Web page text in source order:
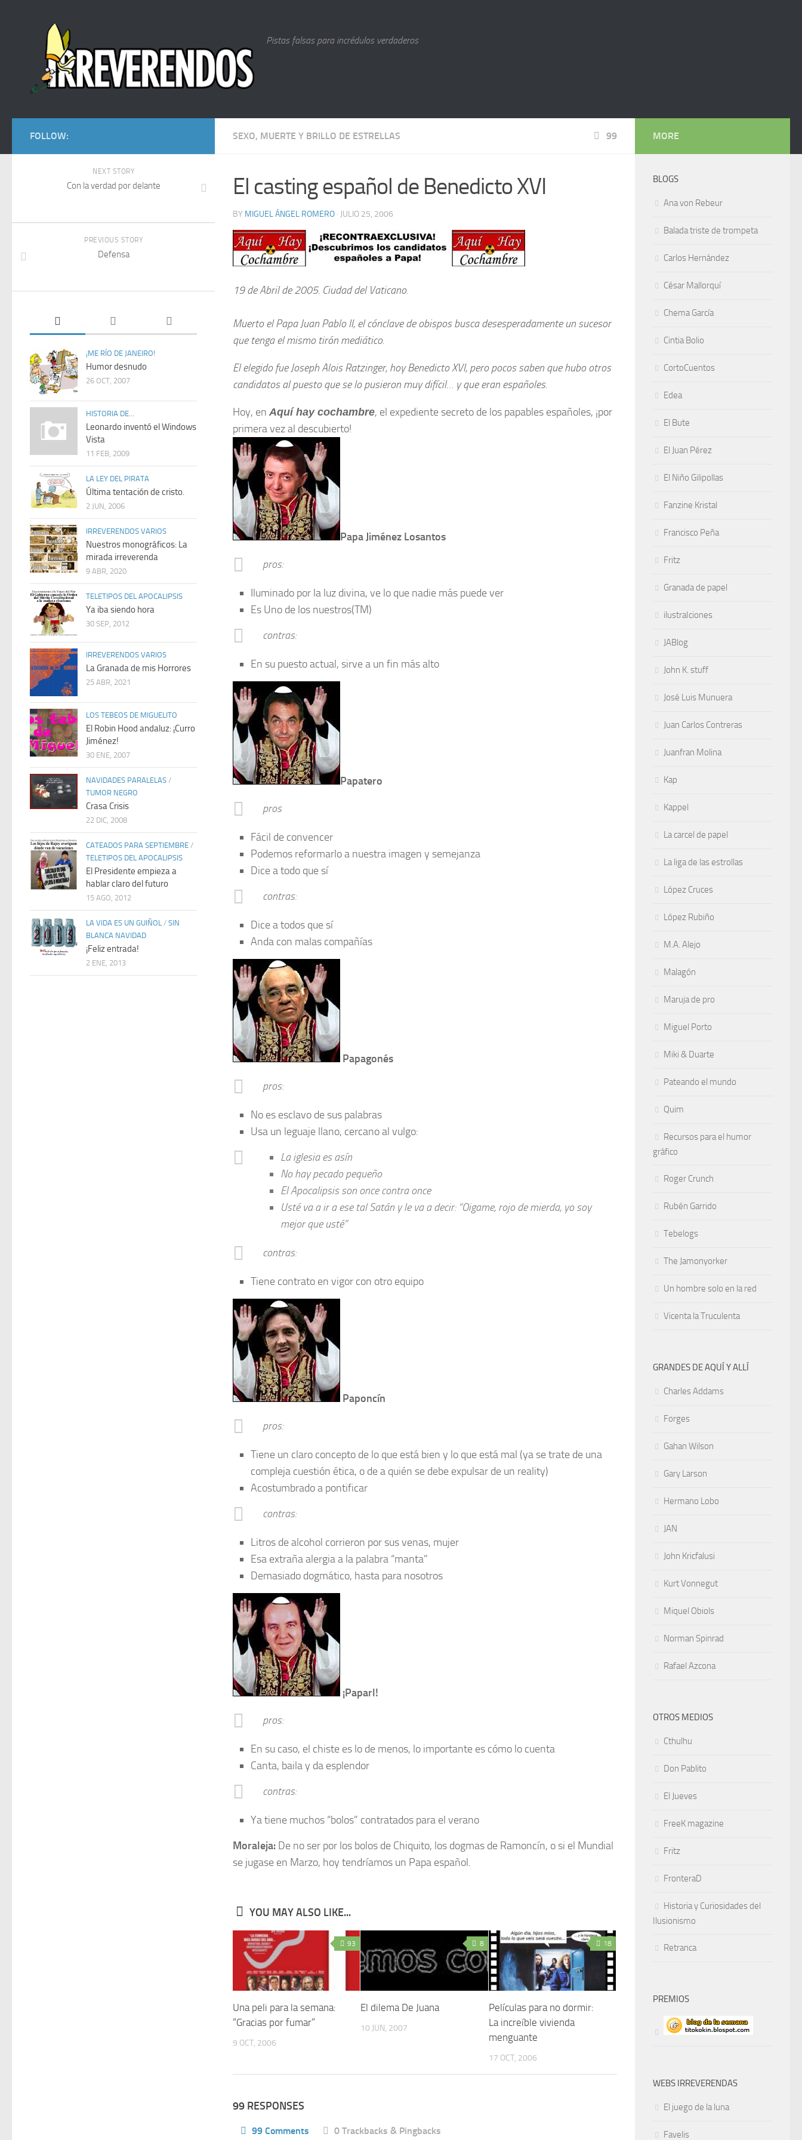
Pistas falsas para incrédulos verdaderos
SEXO, MUERTE Y BRILLO DE ESTRELLAS 99
El casting español de Benedicto XVI
BY MIGUEL ÁNGEL ROMERO · JULIO 25, 2006
19 de Abril de 2005. Ciudad del Vaticano.
Muerto el Papa Juan Pablo II, el cónclave de obispos busca desesperadamente un sucesor
que tenga el mismo tirón mediático.
El elegido fue Joseph Alois Ratzinger, hoy Benedicto XVI, pero pocos saben que hubo otros
candidatos al puesto que se lo pusieron muy difícil… y que eran españoles.
Hoy, en Aquí hay cochambre, el expediente secreto de los papables españoles, ¡por
primera vez al descubierto!
Papa Jiménez Losantos
pros:
Iluminado por la luz divina, ve lo que nadie más puede ver
Es Uno de los nuestros(TM)
contras:
En su puesto actual, sirve a un fin más alto
Papatero
pros
Fácil de convencer
Podemos reformarlo a nuestra imagen y semejanza
Dice a todo que sí
contras:
Dice a todos que sí
Anda con malas compañías
Papagonés
pros:
No es esclavo de sus palabras
Usa un leguaje llano, cercano al vulgo:
La iglesia es asín
No hay pecado pequeño
El Apocalipsis son once contra once
Usté va a ir a ese tal Satán y le va a decir: “Oigame, rojo de mierda, yo soy
mejor que usté”
contras:
Tiene contrato en vigor con otro equipo
Paponcín
pros:
Tiene un claro concepto de lo que está bien y lo que está mal (ya se trate de una
compleja cuestión ética, o de a quién se debe expulsar de un reality)
Acostumbrado a pontificar
contras:
Litros de alcohol corrieron por sus venas, mujer
Esa extraña alergia a la palabra “manta”
Demasiado dogmático, hasta para nosotros
¡Paparl!
pros:
En su caso, el chiste es lo de menos, lo importante es cómo lo cuenta
Canta, baila y da esplendor
contras:
Ya tiene muchos “bolos” contratados para el verano
Moraleja: De no ser por los bolos de Chiquito, los dogmas de Ramoncín, o si el Mundial
se jugase en Marzo, hoy tendríamos un Papa español.
YOU MAY ALSO LIKE...
93
Una peli para la semana:
“Gracias por fumar”
9 OCT, 2006
8
El dilema De Juana
10 JUN, 2007
18
Películas para no dormir:
La increíble vivienda
menguante
17 OCT, 2006
99 RESPONSES
99 Comments 0 Trackbacks & Pingbacks
FOLLOW:
NEXT STORY
Con la verdad por delante
PREVIOUS STORY
Defensa
¡ME RÍO DE JANEIRO!
Humor desnudo
26 OCT, 2007
HISTORIA DE...
Leonardo inventó el Windows
Vista
11 FEB, 2009
LA LEY DEL PIRATA
Última tentación de cristo.
2 JUN, 2006
IRREVERENDOS VARIOS
Nuestros monográficos: La
mirada irreverenda
9 ABR, 2020
TELETIPOS DEL APOCALIPSIS
Ya iba siendo hora
30 SEP, 2012
IRREVERENDOS VARIOS
La Granada de mis Horrores
25 ABR, 2021
LOS TEBEOS DE MIGUELITO
El Robin Hood andaluz: ¡Curro
Jiménez!
30 ENE, 2007
NAVIDADES PARALELAS /
TUMOR NEGRO
Crasa Crisis
22 DIC, 2008
CATEADOS PARA SEPTIEMBRE /
TELETIPOS DEL APOCALIPSIS
El Presidente empieza a
hablar claro del futuro
15 AGO, 2012
LA VIDA ES UN GUIÑOL / SIN
BLANCA NAVIDAD
¡Feliz entrada!
2 ENE, 2013
MORE
BLOGS
Ana von Rebeur
Balada triste de trompeta
Carlos Hernández
César Mallorquí
Chema García
Cintia Bolio
CortoCuentos
Edea
El Bute
El Juan Pérez
El Niño Gilipollas
Fanzine Kristal
Francisco Peña
Fritz
Granada de papel
ilustraIciones
JABlog
John K. stuff
José Luis Munuera
Juan Carlos Contreras
Juanfran Molina
Kap
Kappel
La carcel de papel
La liga de las estrollas
López Cruces
López Rubiño
M.A. Alejo
Malagón
Maruja de pro
Miguel Porto
Miki & Duarte
Pateando el mundo
Quim
Recursos para el humor
gráfico
Roger Crunch
Rubén Garrido
Tebelogs
The Jamonyorker
Un hombre solo en la red
Vicenta la Truculenta
GRANDES DE AQUÍ Y ALLÍ
Charles Addams
Forges
Gahan Wilson
Gary Larson
Hermano Lobo
JAN
John Kricfalusi
Kurt Vonnegut
Miquel Obiols
Norman Spinrad
Rafael Azcona
OTROS MEDIOS
Cthulhu
Don Pablito
El Jueves
FreeK magazine
Fritz
FronteraD
Historia y Curiosidades del
Ilusionismo
Retranca
PREMIOS
WEBS IRREVERENDAS
El juego de la luna
Favelis